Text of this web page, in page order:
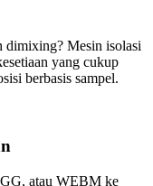
dimixing? Mesin isolasi
yang cukup
berbasis sampel.
atau WEBM ke